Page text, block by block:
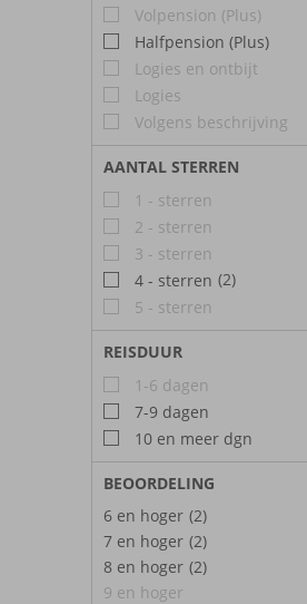
Volpension (Plus)
Halfpension (Plus)
Logies en ontbijt
Logies
Volgens beschrijving
AANTAL STERREN
1 - sterren
2 - sterren
3 - sterren
4 - sterren (2)
5 - sterren
REISDUUR
1-6 dagen
7-9 dagen
10 en meer dgn
BEOORDELING
6 en hoger (2)
7 en hoger (2)
8 en hoger (2)
9 en hoger